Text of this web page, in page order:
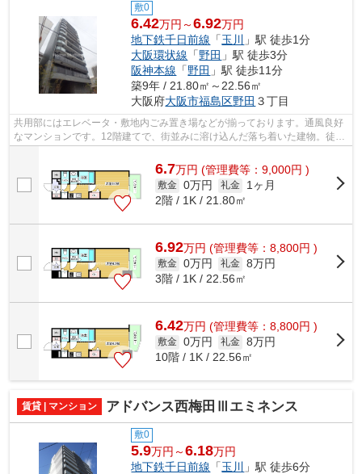
敷0
6.42万円～6.92万円
地下鉄千日前線 「玉川
」駅 徒歩1分
大阪環状線 「野田 」駅 徒歩3分
阪神本線 「野田 」駅 徒歩11分
築9年 / 21.80㎡～22.56㎡
大阪府大阪市福島区野田 ３丁目
共用部にはエレベータ・敷地内ごみ置き場などが揃っております。通風良好
なマンションです。12階建てで、街並みに溶け込んだ落ち着いた建物。徒歩
1分に駅がある物件です。こちらの物件...
6.7万円 (管理費等：9,000円 )
敷金 0万円 礼金
1ヶ月
2階 / 1K / 21.80㎡
6.92万円 (管理費等：8,800円 )
敷金 0万円 礼金 8万円
3階 / 1K / 22.56㎡
6.42万円 (管理費等：8,800円 )
敷金 0万円 礼金 8万円
10階 / 1K / 22.56㎡
賃貸 | マンション アドバンス西梅田Ⅲエミネンス
敷0
5.9万円～6.18万円
地下鉄千日前線 「玉川 」駅 徒歩6分